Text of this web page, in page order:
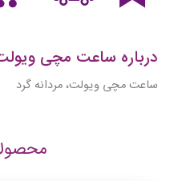
درباره ساعت مچی ویولت،
ساعت مچی ویولت، مردانه گرد